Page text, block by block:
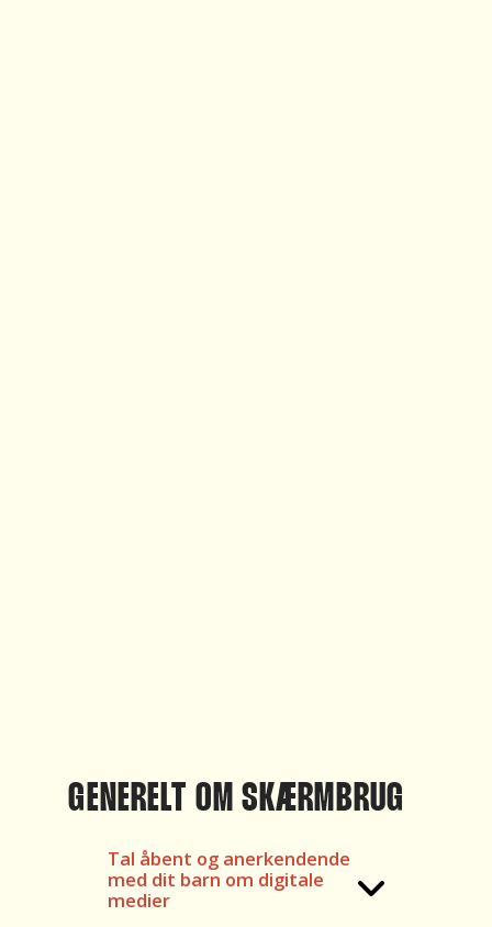
GENERELT OM SKÆRMBRUG
Tal åbent og anerkendende
med dit barn om digitale
medier